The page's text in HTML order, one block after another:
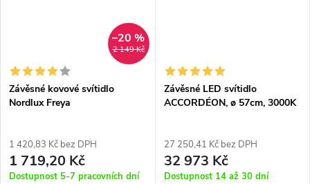
2 149 Kč
–20 %
Závěsné kovové svítidlo
Nordlux Freya
1 420,83 Kč bez DPH
1 719,20 Kč
Dostupnost 5-7 pracovních dní
Závěsné LED svítidlo
ACCORDÉON, ø 57cm, 3000K
27 250,41 Kč bez DPH
32 973 Kč
Dostupnost 14 až 30 dní